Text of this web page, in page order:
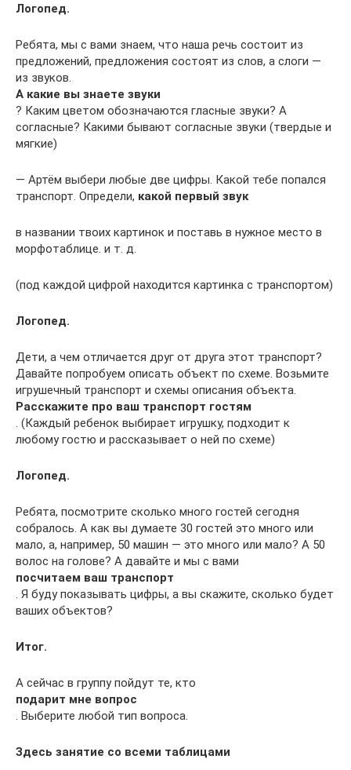
Логопед.
Ребята, мы с вами знаем, что наша речь состоит из
предложений, предложения состоят из слов, а слоги —
из звуков.
А какие вы знаете звуки
? Каким цветом обозначаются гласные звуки? А
согласные? Какими бывают согласные звуки (твердые и
мягкие)
— Артём выбери любые две цифры. Какой тебе попался
транспорт. Определи, какой первый звук
в названии твоих картинок и поставь в нужное место в
морфотаблице. и т. д.
(под каждой цифрой находится картинка с транспортом)
Логопед.
Дети, а чем отличается друг от друга этот транспорт?
Давайте попробуем описать объект по схеме. Возьмите
игрушечный транспорт и схемы описания объекта.
Расскажите про ваш транспорт гостям
. (Каждый ребенок выбирает игрушку, подходит к
любому гостю и рассказывает о ней по схеме)
Логопед.
Ребята, посмотрите сколько много гостей сегодня
собралось. А как вы думаете 30 гостей это много или
мало, а, например, 50 машин — это много или мало? А 50
волос на голове? А давайте и мы с вами
посчитаем ваш транспорт
. Я буду показывать цифры, а вы скажите, сколько будет
ваших объектов?
Итог.
А сейчас в группу пойдут те, кто
подарит мне вопрос
. Выберите любой тип вопроса.
Здесь занятие со всеми таблицами